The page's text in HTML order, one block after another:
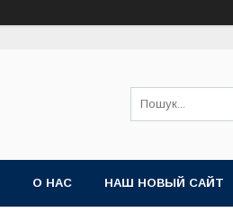
О НАС НАШ НОВЫЙ САЙТ